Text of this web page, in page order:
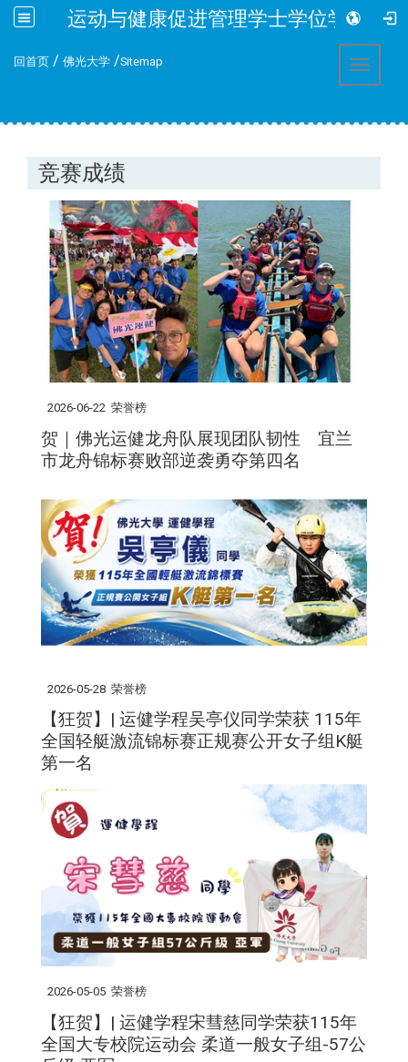
运动与健康促进管理学士学位学程
回首页 / 佛光大学 /Sitemap Toggle
竞赛成绩
2026-06-22 荣誉榜
贺｜佛光运健龙舟队展现团队韧性 宜兰
市龙舟锦标赛败部逆袭勇夺第四名
2026-05-28 荣誉榜
【狂贺】| 运健学程吴亭仪同学荣获 115年
全国轻艇激流锦标赛正规赛公开女子组K艇
第一名
2026-05-05 荣誉榜
【狂贺】| 运健学程宋彗慈同学荣获115年
全国大专校院运动会 柔道一般女子组-57公